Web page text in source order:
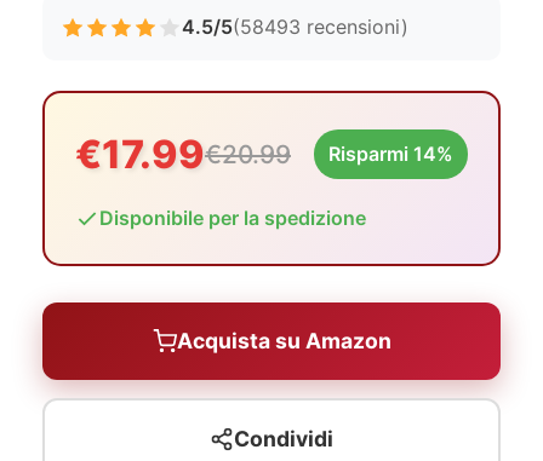
4.5/5(58493 recensioni)
€17.99€20.99 Risparmi 14%
Disponibile per la spedizione
Acquista su Amazon
Condividi